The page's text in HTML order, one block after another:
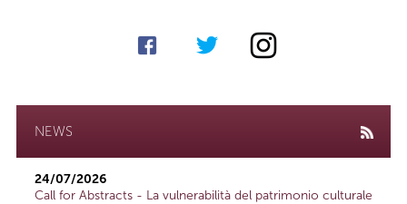
NEWS
24/07/2026
Call for Abstracts - La vulnerabilità del patrimonio culturale